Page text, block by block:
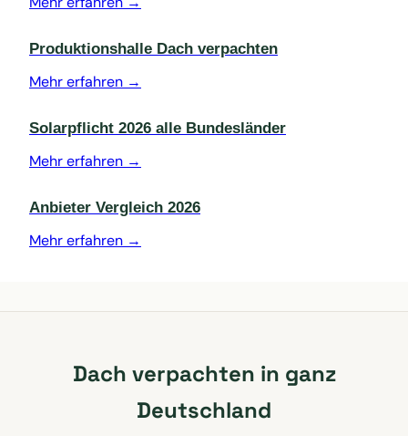
Produktionshalle Dach verpachten
Mehr erfahren →
Solarpflicht 2026 alle Bundesländer
Mehr erfahren →
Anbieter Vergleich 2026
Mehr erfahren →
Dach verpachten in ganz
Deutschland